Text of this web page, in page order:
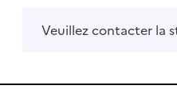
Veuillez contacter la